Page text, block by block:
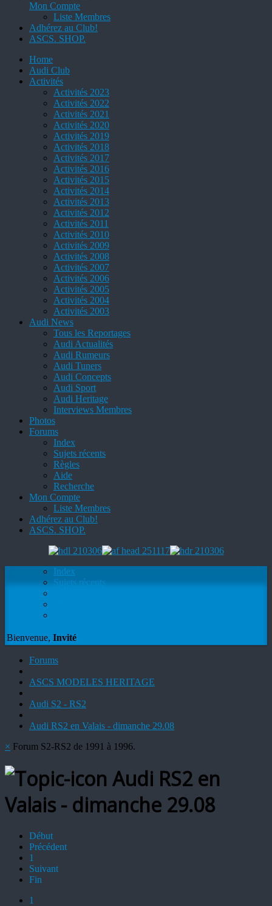
Mon Compte
Liste Membres
Adhérez au Club!
ASCS. SHOP.
Home
Audi Club
Activités
Activités 2023
Activités 2022
Activités 2021
Activités 2020
Activités 2019
Activités 2018
Activités 2017
Activités 2016
Activités 2015
Activités 2014
Activités 2013
Activités 2012
Activités 2011
Activités 2010
Activités 2009
Activités 2008
Activités 2007
Activités 2006
Activités 2005
Activités 2004
Activités 2003
Audi News
Tous les Reportages
Audi Actualités
Audi Rumeurs
Audi Tuners
Audi Concepts
Audi Sport
Audi Heritage
Interviews Membres
Photos
Forums
Index
Sujets récents
Règles
Aide
Recherche
Mon Compte
Liste Membres
Adhérez au Club!
ASCS. SHOP.
Index
Sujets récents
Bienvenue, Invité
Forums
ASCS MODELES HERITAGE
Audi S2 - RS2
Audi RS2 en Valais - dimanche 29.08
× Forum S2-RS2 de 1991 à 1996.
Audi RS2 en
Valais - dimanche 29.08
Début
Précédent
1
Suivant
Fin
1